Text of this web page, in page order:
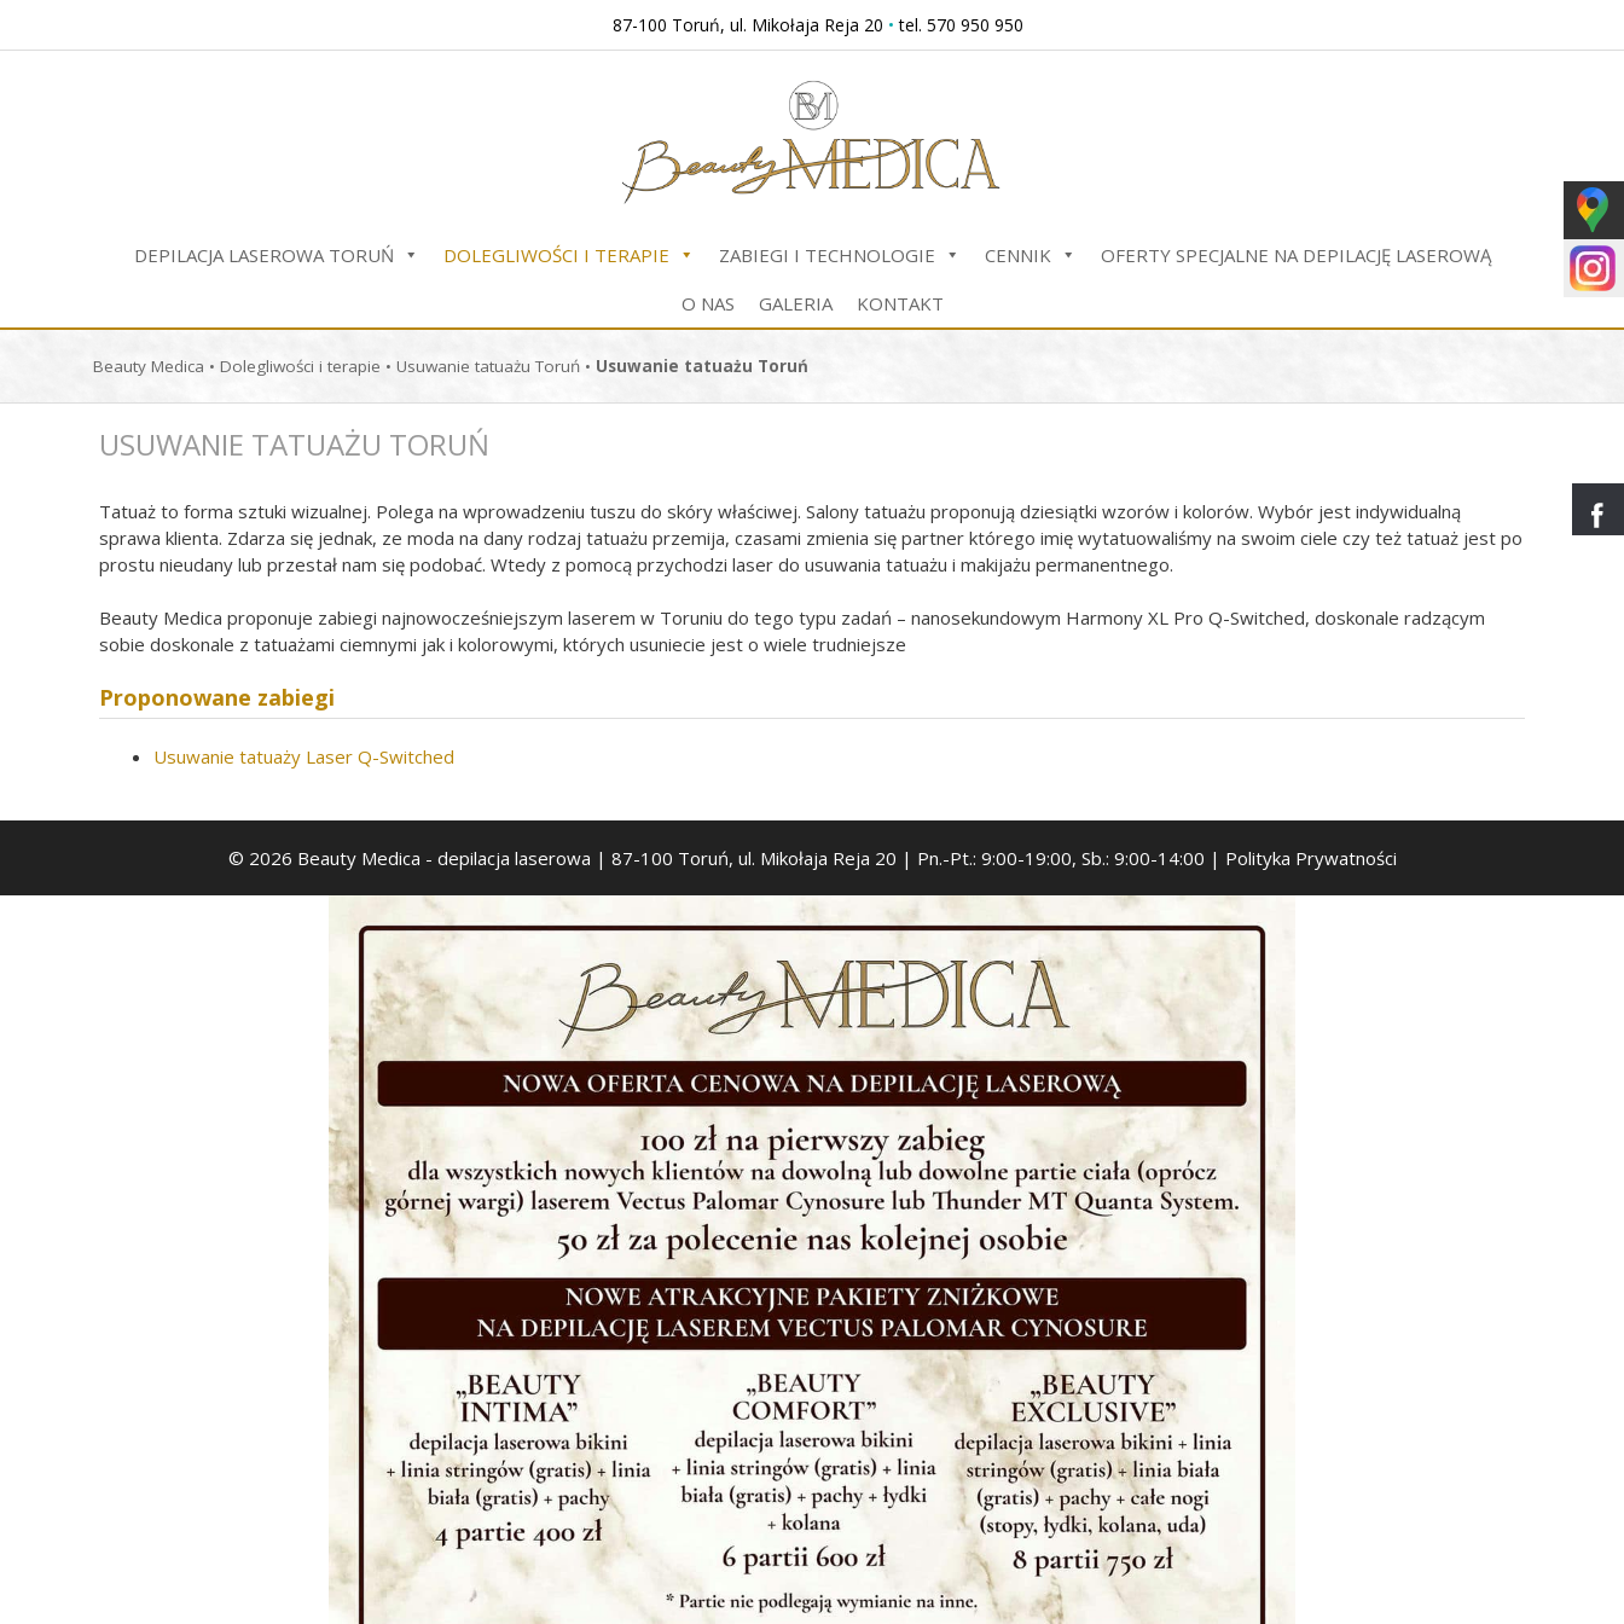
87-100 Toruń, ul. Mikołaja Reja 20 • tel. 570 950 950
DEPILACJA LASEROWA TORUŃ DOLEGLIWOŚCI I TERAPIE ZABIEGI I TECHNOLOGIE CENNIK
OFERTY SPECJALNE NA DEPILACJĘ LASEROWĄ
O NAS
GALERIA KONTAKT
Beauty Medica • Dolegliwości i terapie • Usuwanie tatuażu Toruń • Usuwanie tatuażu Toruń
USUWANIE TATUAŻU TORUŃ
Tatuaż to forma sztuki wizualnej. Polega na wprowadzeniu tuszu do skóry właściwej. Salony tatuażu proponują dziesiątki wzorów i kolorów. Wybór jest indywidualną
sprawa klienta. Zdarza się jednak, ze moda na dany rodzaj tatuażu przemija, czasami zmienia się partner którego imię wytatuowaliśmy na swoim ciele czy też tatuaż jest po
prostu nieudany lub przestał nam się podobać. Wtedy z pomocą przychodzi laser do usuwania tatuażu i makijażu permanentnego.
Beauty Medica proponuje zabiegi najnowocześniejszym laserem w Toruniu do tego typu zadań – nanosekundowym Harmony XL Pro Q-Switched, doskonale radzącym
sobie doskonale z tatuażami ciemnymi jak i kolorowymi, których usuniecie jest o wiele trudniejsze
Proponowane zabiegi
Usuwanie tatuaży Laser Q-Switched
© 2026 Beauty Medica - depilacja laserowa | 87-100 Toruń, ul. Mikołaja Reja 20 | Pn.-Pt.: 9:00-19:00, Sb.: 9:00-14:00 | Polityka Prywatności